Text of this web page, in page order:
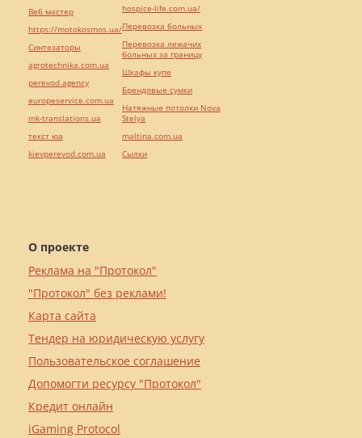
О проекте
Реклама на "Протокол"
"Протокол" без реклами!
Карта сайта
Тендер на юридическую услугу
Пользовательское соглашение
Допомогти ресурсу "Протокол"
Кредит онлайн
iGaming Protocol
Веб мастер
https://motokosmos.ua/
Синтезаторы
agrotechnika.com.ua
perevod.agency
europeservice.com.ua
mk-translations.ua
текст юа
kievperevod.com.ua
hospice-life.com.ua/
Перевозка больных
Перевозка лежачих
больных за границу
Шкафы купе
Брендовые сумки
Натяжные потолки Nova
Stelya
maltina.com.ua
Cылки